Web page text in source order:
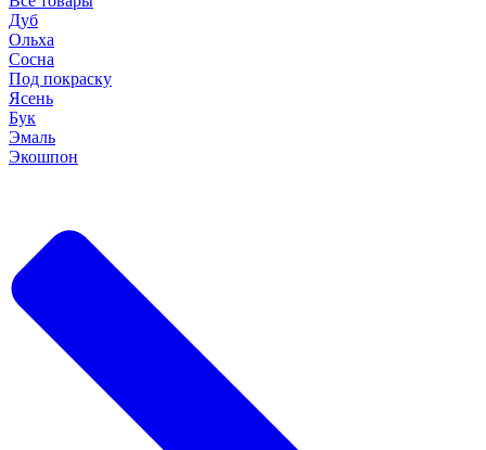
Дуб
Ольха
Сосна
Под покраску
Ясень
Бук
Эмаль
Экошпон